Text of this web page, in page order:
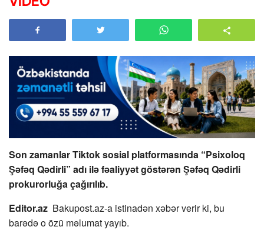
Son zamanlar Tiktok sosial platformasında “Psixoloq
Şəfəq Qədirli” adı ilə fəaliyyət göstərən Şəfəq Qədirli
prokurorluğa çağırılıb.
Editor.az Bakupost.az-a istinadən xəbər verir ki, bu
barədə o özü məlumat yayıb.